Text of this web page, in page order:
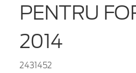
PENTRU
2014
2431452